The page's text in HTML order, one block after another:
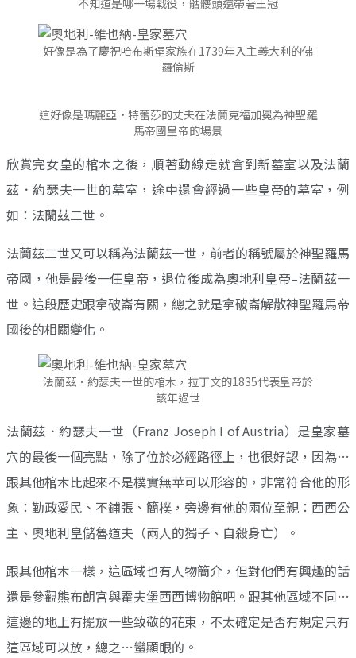
不知道是哪一場戰役，骷髏頭還帶著王冠
好像是為了慶祝哈布斯堡家族在1739年入主義大利的佛
羅倫斯
這好像是瑪麗亞·特蕾莎的丈夫在法蘭克福加冕為神聖羅
馬帝國皇帝的場景
欣賞完女皇的棺木之後，順著動線走就會到新墓室以及法蘭
茲．約瑟夫一世的墓室，途中還會經過一些皇帝的墓室，例
如：法蘭茲二世。
法蘭茲二世又可以稱為法蘭茲一世，前者的稱號屬於神聖羅馬
帝國，他是最後一任皇帝，退位後成為奧地利皇帝–法蘭茲一
世。這段歷史跟拿破崙有關，總之就是拿破崙解散神聖羅馬帝
國後的相關變化。
法蘭茲．約瑟夫一世的棺木，拉丁文的1835代表皇帝於
該年過世
法蘭茲．約瑟夫一世（Franz Joseph I of Austria）是皇家墓
穴的最後一個亮點，除了位於必經路徑上，也很好認，因為…
跟其他棺木比起來不是樸實無華可以形容的，非常符合他的形
象：勤政愛民、不鋪張、簡樸，旁邊有他的兩位至親：西西公
主、奧地利皇儲魯道夫（兩人的獨子、自殺身亡）。
跟其他棺木一樣，這區域也有人物簡介，但對他們有興趣的話
還是參觀熊布朗宮與霍夫堡西西博物館吧。跟其他區域不同…
這邊的地上有擺放一些致敬的花束，不太確定是否有規定只有
這區域可以放，總之…蠻顯眼的。